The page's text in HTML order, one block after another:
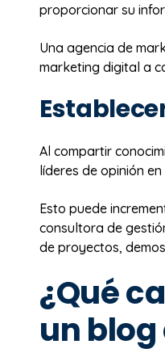
proporcionar su
Una agencia de
marketing digital a
Al compartir
líderes de opinión
Esto puede
consultora de
de proyectos,
¿Qué
un